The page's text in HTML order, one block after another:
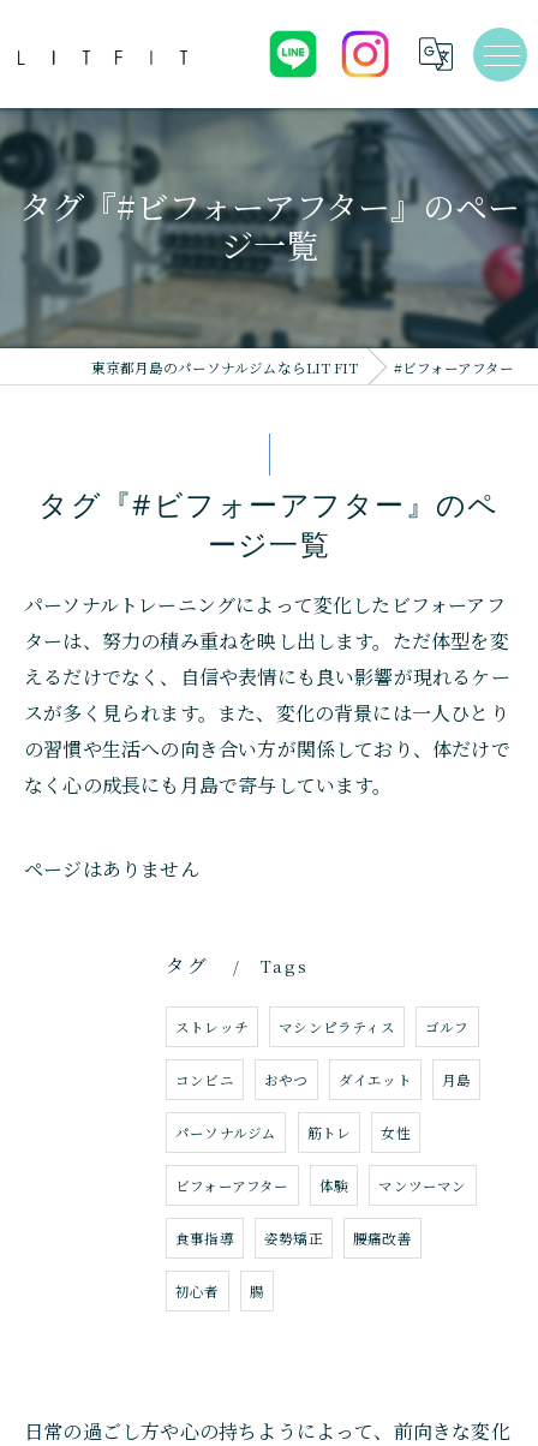
タグ『#ビフォーアフター』のペー
ジ一覧
東京都月島のパーソナルジムならLIT FIT #ビフォーアフター
タグ『#ビフォーアフター』のペ
ージ一覧
パーソナルトレーニングによって変化したビフォーアフ
ターは、努力の積み重ねを映し出します。ただ体型を変
えるだけでなく、自信や表情にも良い影響が現れるケー
スが多く見られます。また、変化の背景には一人ひとり
の習慣や生活への向き合い方が関係しており、体だけで
なく心の成長にも月島で寄与しています。
ページはありません
タグ Tags
ストレッチ マシンピラティス ゴルフ
コンビニ おやつ ダイエット 月島
パーソナルジム 筋トレ 女性
ビフォーアフター 体験 マンツーマン
食事指導 姿勢矯正 腰痛改善
初心者 腸
日常の過ごし方や心の持ちようによって、前向きな変化